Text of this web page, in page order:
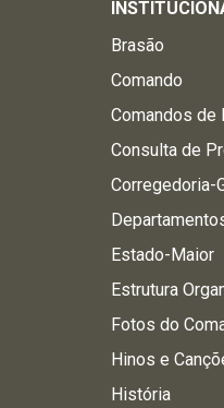
Brasão
Comando
Comandos de
Consulta de
Corregedoria-
Estado-Maior
Estrutura
Fotos do
Hinos e
História